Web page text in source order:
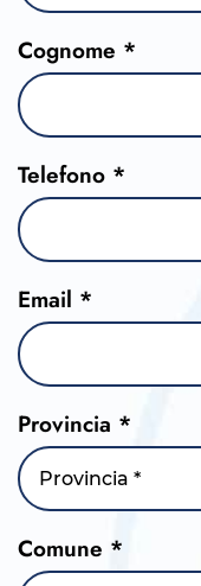
Cognome *
Telefono *
Email *
Provincia *
Provincia *
Comune *